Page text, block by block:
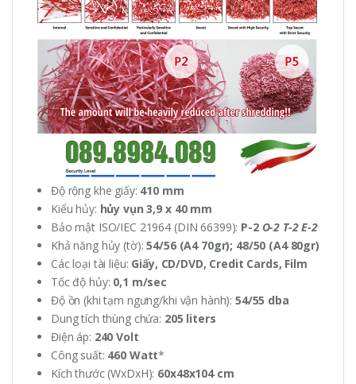
Độ rộng khe giấy: 410 mm
Kiểu hủy: hủy vụn 3,9 x 40 mm
Bảo mật ISO/IEC 21964 (DIN 66399): P-2 O-2 T-2 E-2
Khả năng hủy (tờ):54/56 (A4 70gr); 48/50 (A4 80gr)
Các loại tài liệu: Giấy, CD/DVD, Credit Cards, Film
Tốc độ hủy: 0,1 m/sec
Độ ồn (khi tạm ngưng/khi vận hành): 54/55 dba
Dung tích thùng chứa: 205 liters
Điện áp: 240 Volt
Công suất: 460 Watt*
Kích thước (WxDxH): 60x48x104 cm